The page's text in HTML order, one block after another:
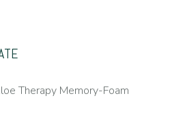
Therapy Memory-Foam